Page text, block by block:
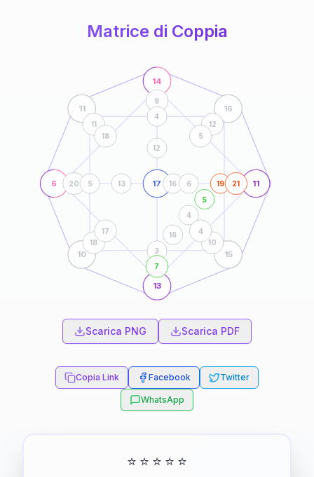
Matrice di Coppia
6
14
11
13
17
11 16
10 15
3
16
4
5
19
20
9
21
7
5
4
16 6
13
12
11
18
12
5
18
17
10
4
Scarica PNG Scarica PDF
Copia Link Facebook Twitter
WhatsApp
⭐ ⭐ ⭐ ⭐ ⭐